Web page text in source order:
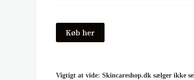
Køb her
Vigtigt at vide: Skincareshop.dk sælger ikke